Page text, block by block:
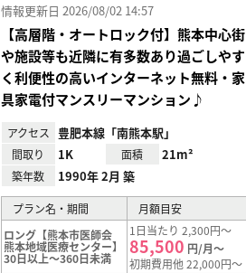
情報更新日 2026/08/02 14:57
【高層階・オートロック付】熊本中心街
や施設等も近隣に有多数あり過ごしやす
く利便性の高いインターネット無料・家
具家電付マンスリーマンション♪
アクセス 豊肥本線「南熊本駅」
間取り 1K 面積 21m²
築年数 1990年 2月 築
プラン名・期間
月額目安
ロング【熊本市医師会
熊本地域医療センター】
30日以上～360日未満
1日当たり 2,300円～
85,500 円/月～
初期費用他 22,000円～